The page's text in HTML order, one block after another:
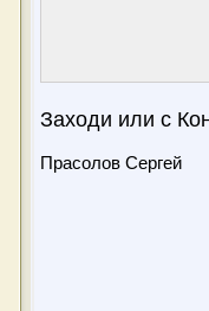
Заходи или с
Прасолов Сергей